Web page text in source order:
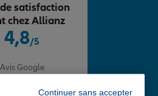
4,8/5
Avis Google
satisfaction
chez Allianz
Continuer sans accepter